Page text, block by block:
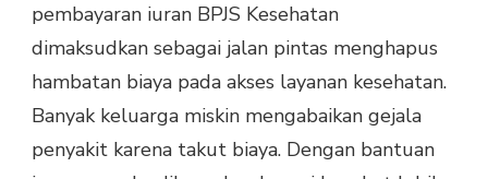
pembayaran iuran BPJS Kesehatan
dimaksudkan sebagai jalan pintas menghapus
hambatan biaya pada akses layanan kesehatan.
Banyak keluarga miskin mengabaikan gejala
penyakit karena takut biaya. Dengan bantuan